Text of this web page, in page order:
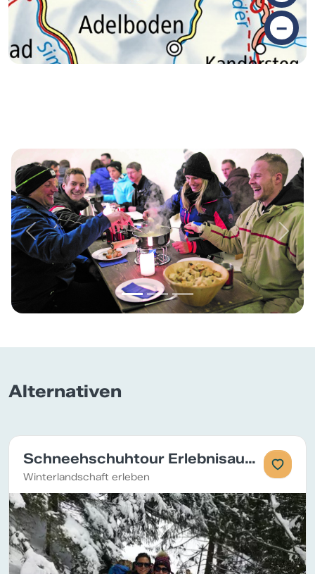
–
Previous Next
Alternativen
Schneehschuhtour Erlebnisausflug
Winterlandschaft erleben